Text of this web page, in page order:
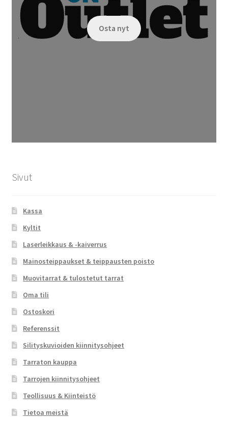
Osta nyt
Sivut
Kassa
Kyltit
Laserleikkaus & -kaiverrus
Mainosteippaukset & teippausten poisto
Muovitarrat & tulostetut tarrat
Oma tili
Ostoskori
Referenssit
Silityskuvioiden kiinnitysohjeet
Tarraton kauppa
Tarrojen kiinnitysohjeet
Teollisuus & Kiinteistö
Tietoa meistä